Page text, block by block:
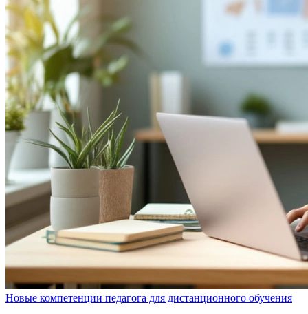
Новые компетенции педагога для дистанционного обучения